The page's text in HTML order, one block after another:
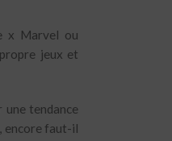
x Marvel ou
jeux et
une tendance
encore faut-il